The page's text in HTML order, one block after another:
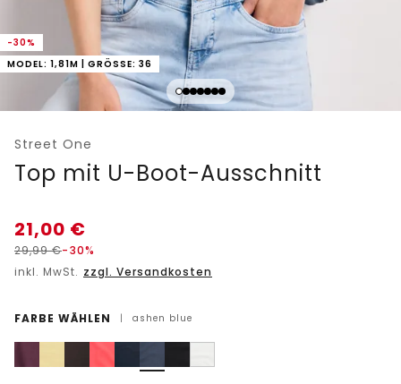
-30%
MODEL: 1,81M | GRÖSSE: 36
Street One
Top mit U-Boot-Ausschnitt
21,00 €
29,99€-30%
inkl. MwSt. zzgl. Versandkosten
FARBE WÄHLEN | ashen blue